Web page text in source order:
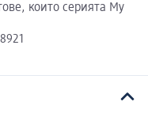
които серията My